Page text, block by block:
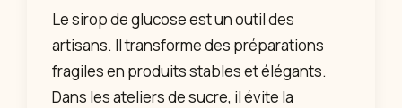
Le sirop de glucose est un outil des
artisans. Il transforme des préparations
fragiles en produits stables et élégants.
Dans les ateliers de sucre, il évite la